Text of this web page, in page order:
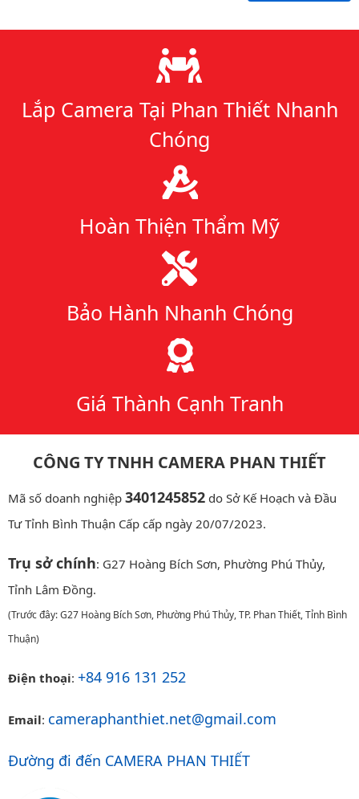
Lý do chọn chúng tôi
Lắp Camera Tại Phan Thiết Nhanh
Chóng
Hoàn Thiện Thẩm Mỹ
Bảo Hành Nhanh Chóng
Giá Thành Cạnh Tranh
CÔNG TY TNHH CAMERA PHAN THIẾT
Mã số doanh nghiệp 3401245852 do Sở Kế Hoạch và Đầu
Tư Tỉnh Bình Thuận Cấp cấp ngày 20/07/2023.
Trụ sở chính: G27 Hoàng Bích Sơn, Phường Phú Thủy,
Tỉnh Lâm Đồng.
(Trước đây: G27 Hoàng Bích Sơn, Phường Phú Thủy, TP. Phan Thiết, Tỉnh Bình
Thuận)
Điện thoại: +84 916 131 252
Email: cameraphanthiet.net@gmail.com
Đường đi đến CAMERA PHAN THIẾT